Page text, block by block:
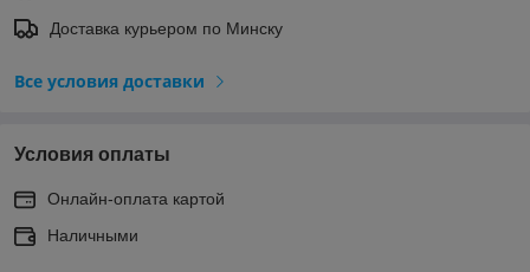
Доставка курьером по Минску
Все условия доставки
Условия оплаты
Онлайн-оплата картой
Наличными